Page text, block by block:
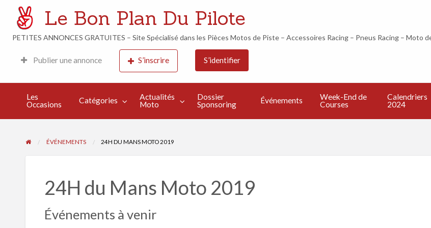
Actualités
Moto
Dossier
Sponsoring
Événements
Week-
End de
Courses
Le Bon Plan Du Pilote
PETITES ANNONCES GRATUITES – Site Spécialisé dans les Pièces Motos de Piste – Accessoires Racing – Pneus Racing – Moto
Publier une annonce S’inscrire S’identifier
Les
Occasions
Catégories
Actualités
Moto
Dossier
Sponsoring
Événements
Week-End de
Courses
Calendriers
2024
ÉVÉNEMENTS 24H DU MANS MOTO 2019
24H du Mans Moto 2019
Événements à venir